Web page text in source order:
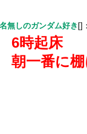
er
e
b
o
o
名無しのガンダム好き []
6時起床
朝一番に